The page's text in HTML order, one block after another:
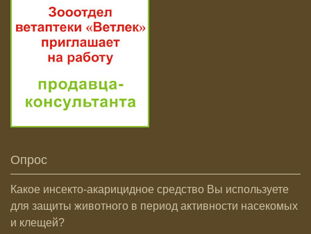
Опрос
Какое инсекто-акарицидное средство Вы используете
для защиты животного в период активности насекомых
и клещей?